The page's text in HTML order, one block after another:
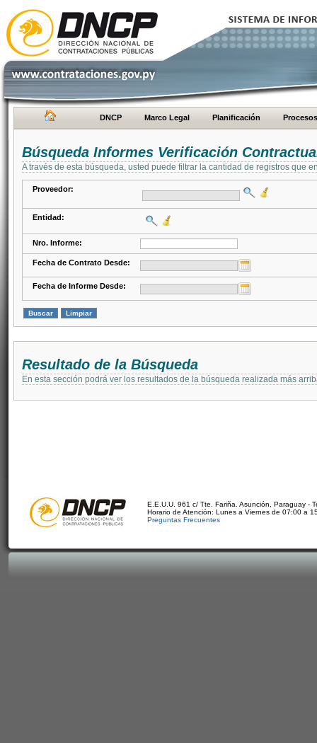
DNCP Marco Legal Planificación Procesos
Búsqueda Informes Verificación
A través de esta búsqueda, usted puede filtrar la cantidad de registros que
Proveedor:
Entidad:
Nro. Informe:
Fecha de Contrato Desde:
Fecha de Informe Desde:
Resultado de la Búsqueda
En esta sección podrá ver los resultados de la búsqueda realizada más
E.E.U.U. 961 c/ Tte. Fariña. Asunción, Paraguay -
Horario de Atención: Lunes a Viernes de 07:00 a
Preguntas Frecuentes